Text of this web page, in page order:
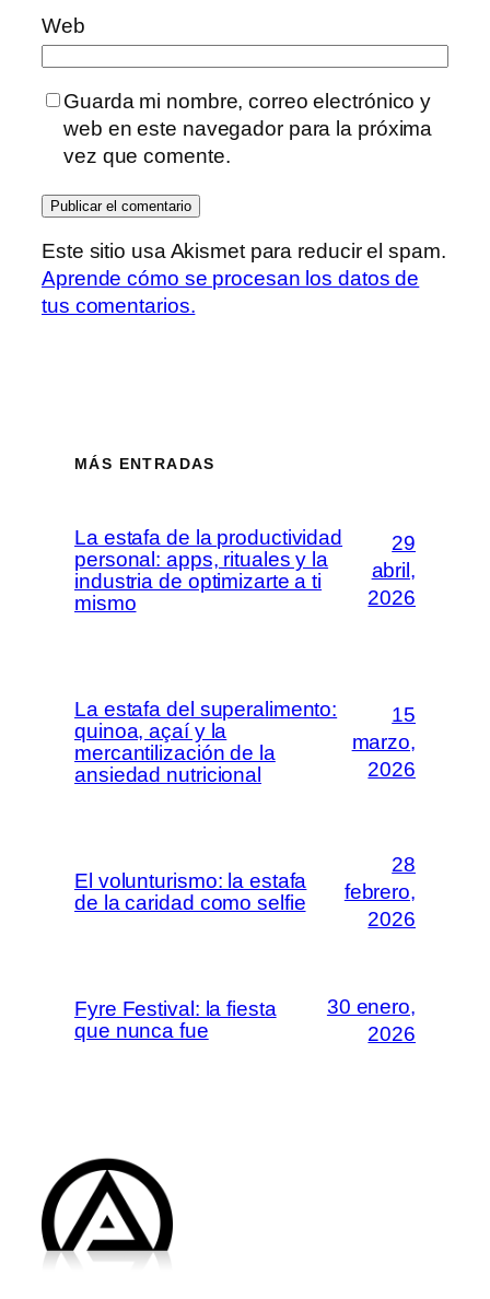
Web
Guarda mi nombre, correo electrónico y
web en este navegador para la próxima
vez que comente.
Este sitio usa Akismet para reducir el spam.
Aprende cómo se procesan los datos de
tus comentarios.
MÁS ENTRADAS
La estafa de la productividad
personal: apps, rituales y la
industria de optimizarte a ti
mismo
29
abril,
2026
La estafa del superalimento:
quinoa, açaí y la
mercantilización de la
ansiedad nutricional
15
marzo,
2026
El volunturismo: la estafa
de la caridad como selfie
28
febrero,
2026
Fyre Festival: la fiesta
que nunca fue
30 enero,
2026